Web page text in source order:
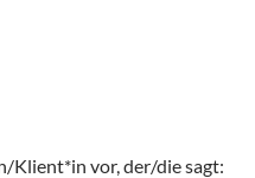
Klient*in vor, der/die sagt: